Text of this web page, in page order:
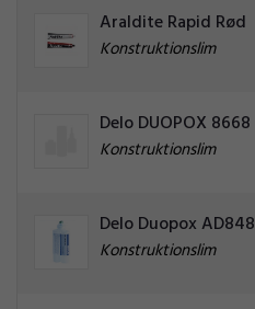
Araldite Rapid Rød
Konstruktionslim
Delo DUOPOX 8668
Konstruktionslim
Delo Duopox AD848
Konstruktionslim